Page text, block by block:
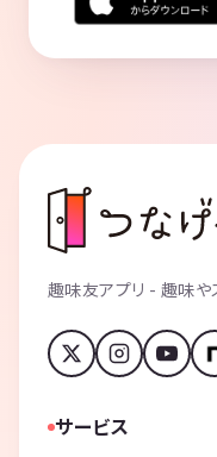
趣味友アプリ - 趣味や
サービス